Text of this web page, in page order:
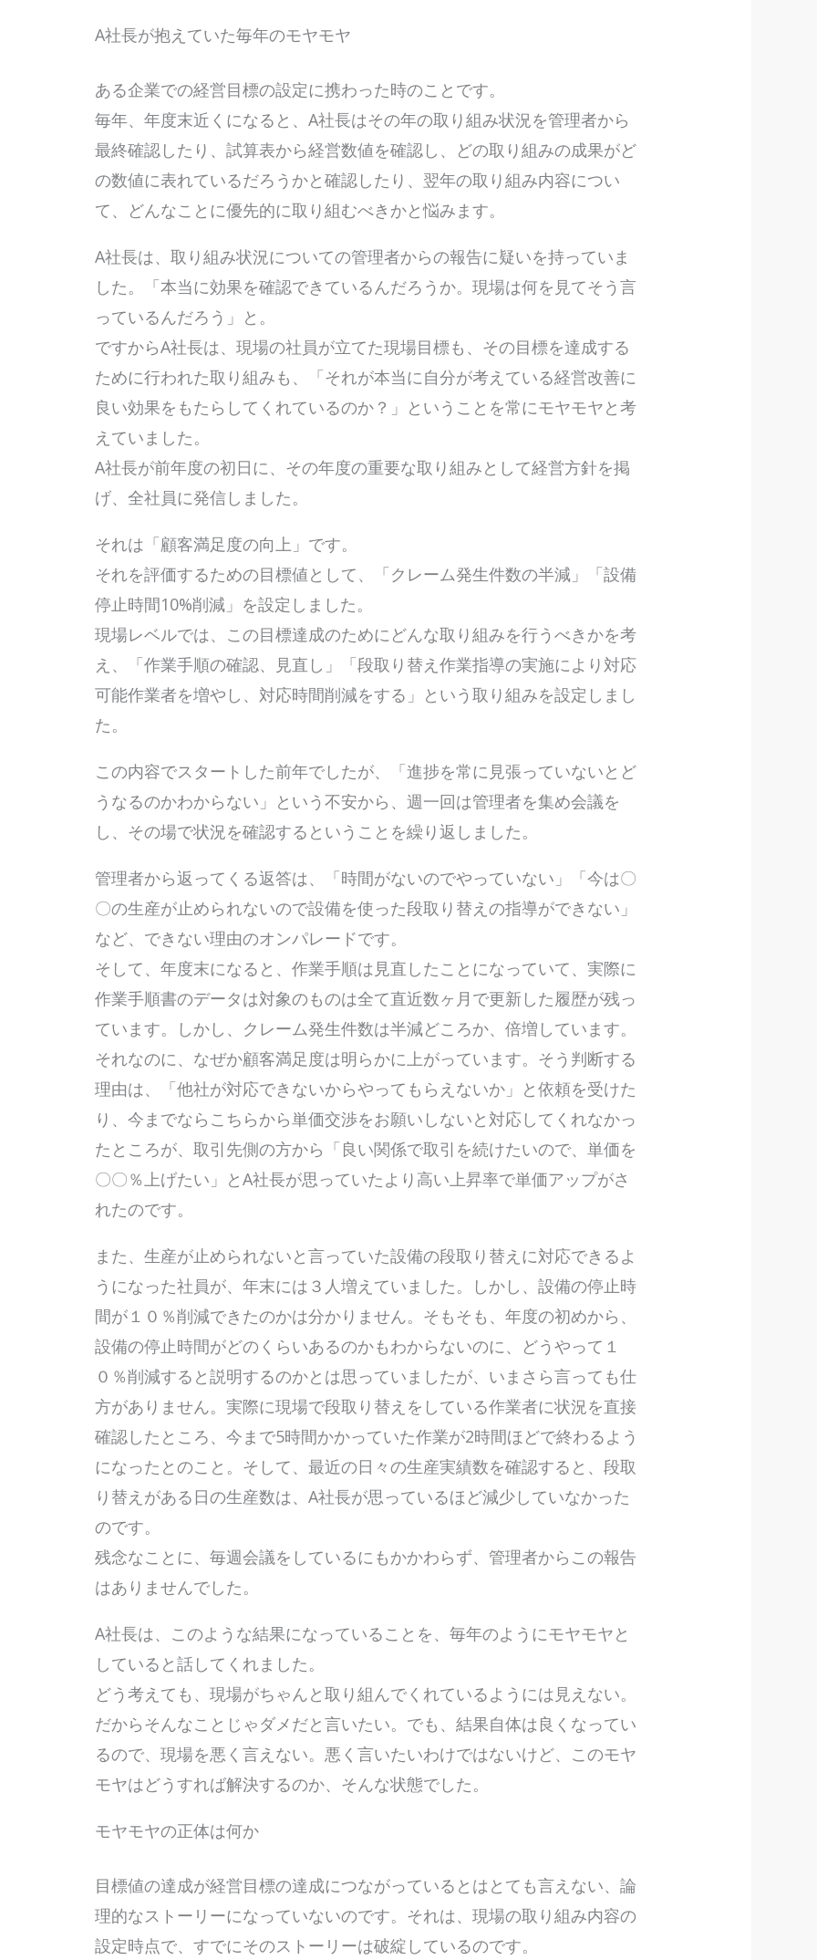
A社長が抱えていた毎年のモヤモヤ
ある企業での経営目標の設定に携わった時のことです。
毎年、年度末近くになると、A社長はその年の取り組み状況を管理者から
最終確認したり、試算表から経営数値を確認し、どの取り組みの成果がど
の数値に表れているだろうかと確認したり、翌年の取り組み内容につい
て、どんなことに優先的に取り組むべきかと悩みます。
A社長は、取り組み状況についての管理者からの報告に疑いを持っていま
した。「本当に効果を確認できているんだろうか。現場は何を見てそう言
っているんだろう」と。
ですからA社長は、現場の社員が立てた現場目標も、その目標を達成する
ために行われた取り組みも、「それが本当に自分が考えている経営改善に
良い効果をもたらしてくれているのか？」ということを常にモヤモヤと考
えていました。
A社長が前年度の初日に、その年度の重要な取り組みとして経営方針を掲
げ、全社員に発信しました。
それは「顧客満足度の向上」です。
それを評価するための目標値として、「クレーム発生件数の半減」「設備
停止時間10%削減」を設定しました。
現場レベルでは、この目標達成のためにどんな取り組みを行うべきかを考
え、「作業手順の確認、見直し」「段取り替え作業指導の実施により対応
可能作業者を増やし、対応時間削減をする」という取り組みを設定しまし
た。
この内容でスタートした前年でしたが、「進捗を常に見張っていないとど
うなるのかわからない」という不安から、週一回は管理者を集め会議を
し、その場で状況を確認するということを繰り返しました。
管理者から返ってくる返答は、「時間がないのでやっていない」「今は〇
〇の生産が止められないので設備を使った段取り替えの指導ができない」
など、できない理由のオンパレードです。
そして、年度末になると、作業手順は見直したことになっていて、実際に
作業手順書のデータは対象のものは全て直近数ヶ月で更新した履歴が残っ
ています。しかし、クレーム発生件数は半減どころか、倍増しています。
それなのに、なぜか顧客満足度は明らかに上がっています。そう判断する
理由は、「他社が対応できないからやってもらえないか」と依頼を受けた
り、今までならこちらから単価交渉をお願いしないと対応してくれなかっ
たところが、取引先側の方から「良い関係で取引を続けたいので、単価を
〇〇％上げたい」とA社長が思っていたより高い上昇率で単価アップがさ
れたのです。
また、生産が止められないと言っていた設備の段取り替えに対応できるよ
うになった社員が、年末には３人増えていました。しかし、設備の停止時
間が１０％削減できたのかは分かりません。そもそも、年度の初めから、
設備の停止時間がどのくらいあるのかもわからないのに、どうやって１
０％削減すると説明するのかとは思っていましたが、いまさら言っても仕
方がありません。実際に現場で段取り替えをしている作業者に状況を直接
確認したところ、今まで5時間かかっていた作業が2時間ほどで終わるよう
になったとのこと。そして、最近の日々の生産実績数を確認すると、段取
り替えがある日の生産数は、A社長が思っているほど減少していなかった
のです。
残念なことに、毎週会議をしているにもかかわらず、管理者からこの報告
はありませんでした。
A社長は、このような結果になっていることを、毎年のようにモヤモヤと
していると話してくれました。
どう考えても、現場がちゃんと取り組んでくれているようには見えない。
だからそんなことじゃダメだと言いたい。でも、結果自体は良くなってい
るので、現場を悪く言えない。悪く言いたいわけではないけど、このモヤ
モヤはどうすれば解決するのか、そんな状態でした。
モヤモヤの正体は何か
目標値の達成が経営目標の達成につながっているとはとても言えない、論
理的なストーリーになっていないのです。それは、現場の取り組み内容の
設定時点で、すでにそのストーリーは破綻しているのです。